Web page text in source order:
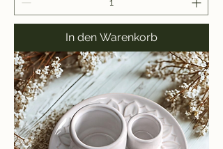
In den Warenkorb